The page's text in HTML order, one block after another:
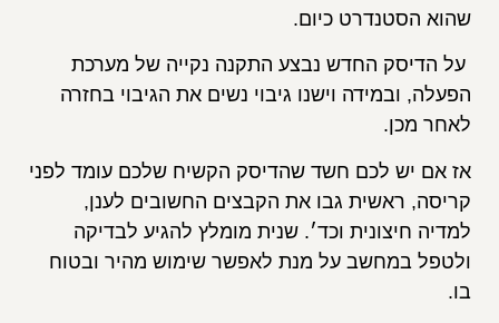
שהוא הסטנדרט כיום.
על הדיסק החדש נבצע התקנה נקייה של מערכת
הפעלה, ובמידה וישנו גיבוי נשים את הגיבוי בחזרה
לאחר מכן.
אז אם יש לכם חשד שהדיסק הקשיח שלכם עומד לפני
קריסה, ראשית גבו את הקבצים החשובים לענן,
למדיה חיצונית וכד׳. שנית מומלץ להגיע לבדיקה
ולטפל במחשב על מנת לאפשר שימוש מהיר ובטוח
בו.